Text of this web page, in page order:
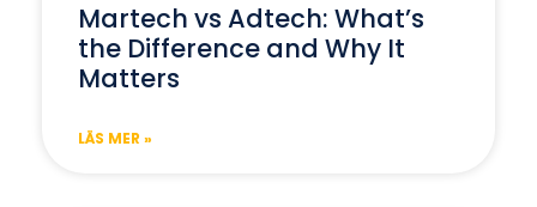
Martech vs Adtech: What’s
the Difference and Why It
Matters
LÄS MER »